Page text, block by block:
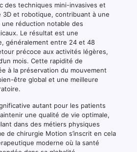
des techniques mini-invasives et
3D et robotique, contribuant à une
réduction notable des
Le résultat est une
généralement entre 24 et 48
précoce aux activités légères,
mois. Cette rapidité de
à la préservation du mouvement
être global et une meilleure
autant pour les patients
une qualité de vie optimale,
dans des métiers physiques
de chirurgie Motion s’inscrit en cela
moderne où la santé